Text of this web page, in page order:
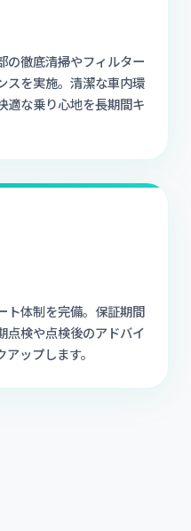
の徹底清掃やフィルター
スを実施。清潔な車内環
適な乗り心地を長期間キ
ト体制を完備。保証期間
点検や点検後のアドバイ
ップします。